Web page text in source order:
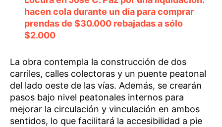
hacen cola durante un día para comprar
prendas de $30.000 rebajadas a sólo
$2.000
La obra contempla la construcción de dos
carriles, calles colectoras y un puente peatonal
del lado oeste de las vías. Además, se crearán
pasos bajo nivel peatonales internos para
mejorar la circulación y vinculación en ambos
sentidos, lo que facilitará la accesibilidad a pie